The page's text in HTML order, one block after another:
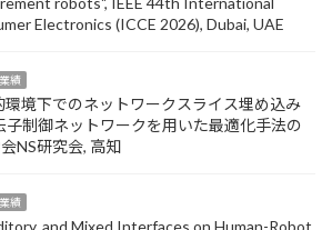
Electronics (ICCE 2026), Dubai, UAE
績
境下でのネットワークスライス埋め込み
子制御ネットワークを用いた最適化手法の
NS研究会, 高知
績